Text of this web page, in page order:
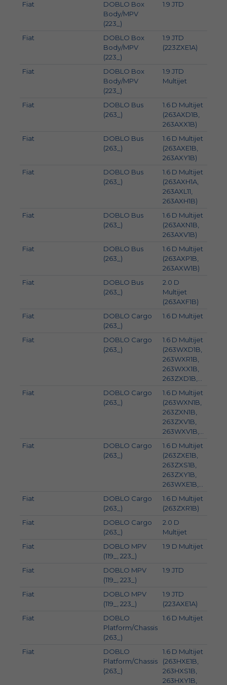
Fiat
DOBLO Box
Body/MPV
(223_)
1.9 JTD
Fiat
DOBLO Box
Body/MPV
(223_)
1.9 JTD
(223ZXE1A)
Fiat
DOBLO Box
Body/MPV
(223_)
1.9 JTD
Multijet
Fiat
DOBLO Bus
(263_)
1.6 D Multijet
(263AXD1B,
263AXX1B)
Fiat
DOBLO Bus
(263_)
1.6 D Multijet
(263AXE1B,
263AXY1B)
Fiat
DOBLO Bus
(263_)
1.6 D Multijet
(263AXH1A,
263AXL11,
263AXH1B)
Fiat
DOBLO Bus
(263_)
1.6 D Multijet
(263AXN1B,
263AXV1B)
Fiat
DOBLO Bus
(263_)
1.6 D Multijet
(263AXP1B,
263AXW1B)
Fiat
DOBLO Bus
(263_)
2.0 D
Multijet
(263AXF1B)
Fiat
DOBLO Cargo
(263_)
1.6 D Multijet
Fiat
DOBLO Cargo
(263_)
1.6 D Multijet
(263WXD1B,
263WXR1B,
263WXX1B,
263ZXD1B,...
Fiat
DOBLO Cargo
(263_)
1.6 D Multijet
(263WXN1B,
263ZXN1B,
263ZXV1B,
263WXV1B,...
Fiat
DOBLO Cargo
(263_)
1.6 D Multijet
(263ZXE1B,
263ZXS1B,
263ZXY1B,
263WXE1B,...
Fiat
DOBLO Cargo
(263_)
1.6 D Multijet
(263ZXR1B)
Fiat
DOBLO Cargo
(263_)
2.0 D
Multijet
Fiat
DOBLO MPV
(119_, 223_)
1.9 D Multijet
Fiat
DOBLO MPV
(119_, 223_)
1.9 JTD
Fiat
DOBLO MPV
(119_, 223_)
1.9 JTD
(223AXE1A)
Fiat
DOBLO
Platform/Chassis
(263_)
1.6 D Multijet
Fiat
DOBLO
Platform/Chassis
(263_)
1.6 D Multijet
(263HXE1B,
263HXS1B,
263HXY1B,